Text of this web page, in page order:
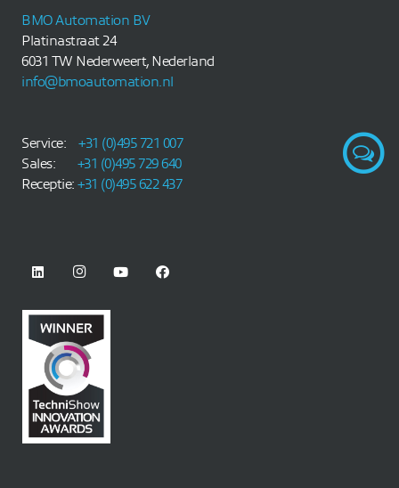
BMO Automation BV
Platinastraat 24
6031 TW Nederweert, Nederland
info@bmoautomation.nl
Service: +31 (0)495 721 007
Sales: +31 (0)495 729 640
Receptie: +31 (0)495 622 437